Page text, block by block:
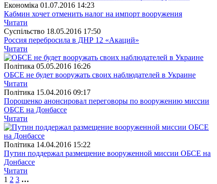
Економіка 01.07.2016 14:23
Кабмин хочет отменить налог на импорт вооружения
Читати
Суспiльство 18.05.2016 17:50
Россия перебросила в ДНР 12 «Акаций»
Читати
Полiтика 05.05.2016 16:26
ОБСЕ не будет вооружать своих наблюдателей в Украине
Читати
Полiтика 15.04.2016 09:17
Порошенко анонсировал переговоры по вооружению миссии
ОБСЕ на Донбассе
Читати
Полiтика 14.04.2016 15:22
Путин поддержал размещение вооруженной миссии ОБСЕ на
Донбассе
Читати
1 2 3 …